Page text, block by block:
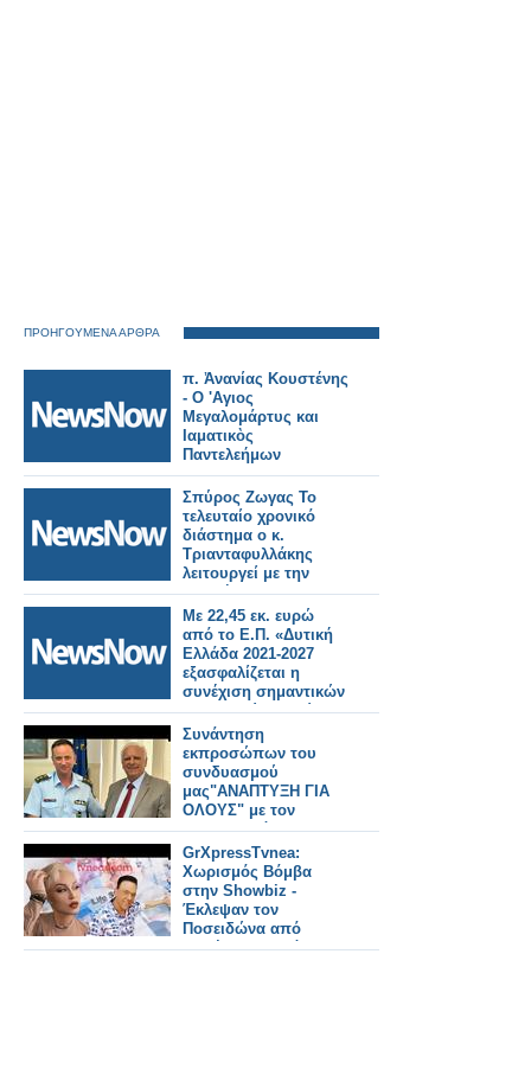
ΠΡΟΗΓΟΥΜΕΝΑ ΑΡΘΡΑ
π. Ἀνανίας Κουστένης
- Ο 'Αγιος
Μεγαλομάρτυς και
Ιαματικὸς
Παντελεήμων
Σπύρος Ζωγας Το
τελευταίο χρονικό
διάστημα ο κ.
Τριανταφυλλάκης
λειτουργεί με την
λογική του
αποφασίζω και
διατάζω ,
Με 22,45 εκ. ευρώ
από το Ε.Π. «Δυτική
Ελλάδα 2021-2027
εξασφαλίζεται η
συνέχιση σημαντικών
κοινωνικών δομών
Συνάντηση
εκπροσώπων του
συνδυασμού
μας"ΑΝΑΠΤΥΞΗ ΓΙΑ
ΟΛΟΥΣ" με τον
Αστυνομικό Δ/ντη
Αιτωλίας
GrXpressTvnea:
Χωρισμός Βόμβα
στην Showbiz -
Έκλεψαν τον
Ποσειδώνα από
Μαλέσκου - Τρόμος